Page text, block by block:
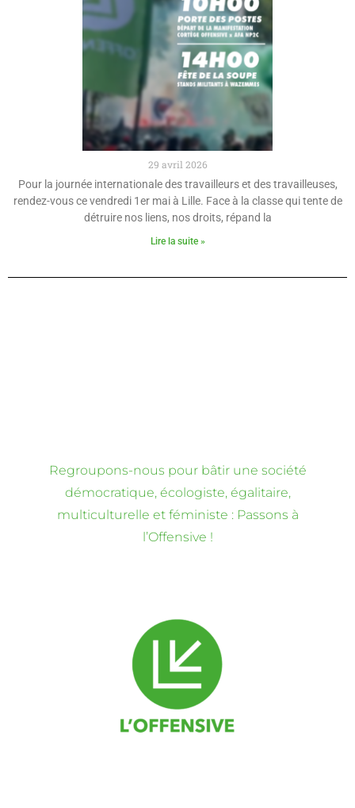
29 avril 2026
Pour la journée internationale des travailleurs et des travailleuses,
rendez-vous ce vendredi 1er mai à Lille. Face à la classe qui tente de
détruire nos liens, nos droits, répand la
Lire la suite »
Regroupons-nous pour bâtir une société
démocratique, écologiste, égalitaire,
multiculturelle et féministe : Passons à
l’Offensive !